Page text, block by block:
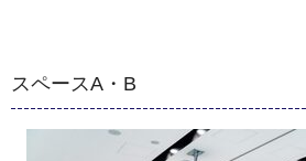
スペースA・B